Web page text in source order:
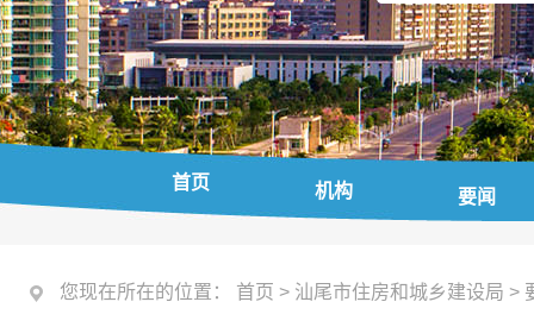
首页 机构 要闻
您现在所在的位置： 首页 > 汕尾市住房和城乡建设局 >